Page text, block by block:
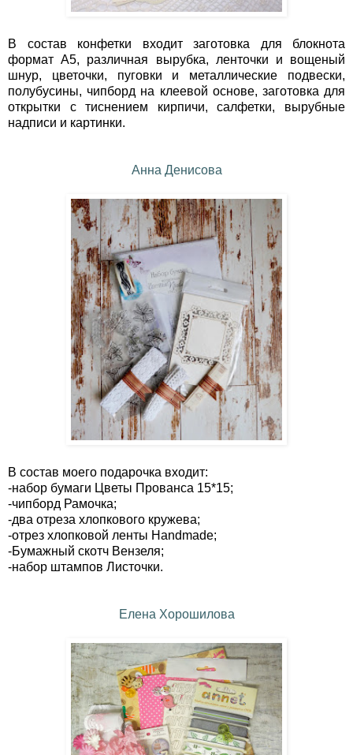
В состав конфетки входит заготовка для блокнота
формат А5, различная вырубка, ленточки и вощеный
шнур, цветочки, пуговки и металлические подвески,
полубусины, чипборд на клеевой основе, заготовка для
открытки с тиснением кирпичи, салфетки, вырубные
надписи и картинки.
Анна Денисова
В состав моего подарочка входит:
-набор бумаги Цветы Прованса 15*15;
-чипборд Рамочка;
-два отреза хлопкового кружева;
-отрез хлопковой ленты Handmade;
-Бумажный скотч Вензеля;
-набор штампов Листочки.
Елена Хорошилова